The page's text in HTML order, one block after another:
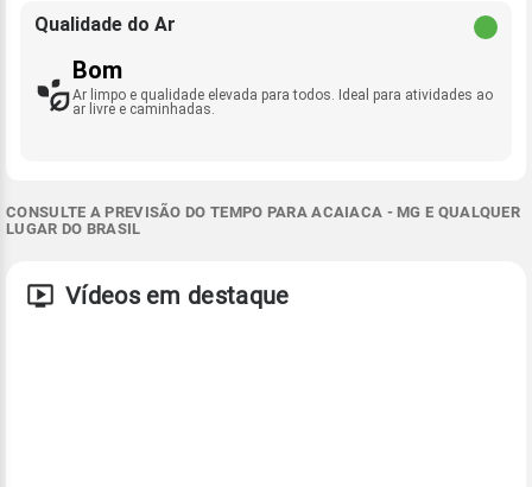
Qualidade do Ar
Bom
Ar limpo e qualidade elevada para todos. Ideal para atividades ao
ar livre e caminhadas.
CONSULTE A PREVISÃO DO TEMPO PARA ACAIACA - MG E QUALQUER
LUGAR DO BRASIL
Vídeos em destaque